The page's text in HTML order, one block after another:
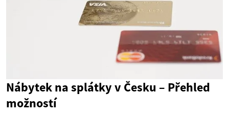
Nábytek na splátky v Česku – Přehled
možností